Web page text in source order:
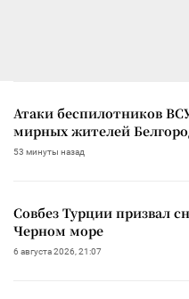
Атаки беспилотников
мирных жителей
53 минуты назад
Совбез Турции призвал
Черном море
6 августа 2026, 21:07